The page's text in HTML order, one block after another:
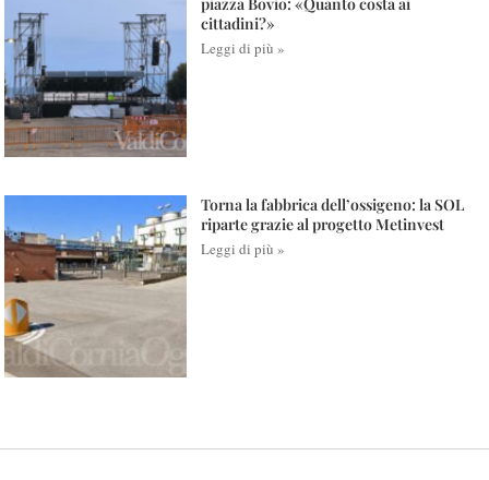
cittadini?»
Leggi di più »
Torna la fabbrica dell’ossigeno: la SOL
riparte grazie al progetto Metinvest
Leggi di più »